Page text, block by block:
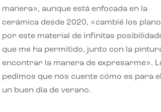
manera», aunque está enfocada en la
cerámica desde 2020, «cambié los
por este material de infinitas
que me ha permitido, junto con la
encontrar la manera de expresarme».
pedimos que nos cuente cómo es para
un buen día de verano.